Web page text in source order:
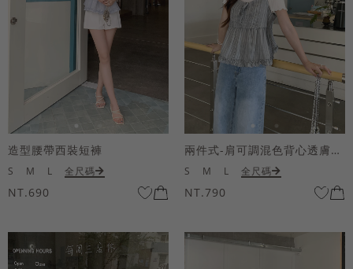
造型腰帶西裝短褲
S M L 全尺碼
NT.690
兩件式-肩可調混色背心透膚上衣套組
S M L 全尺碼
NT.790